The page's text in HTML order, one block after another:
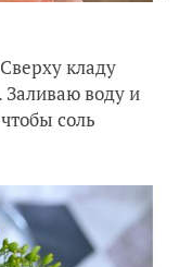
кладу
Заливаю воду и
соль